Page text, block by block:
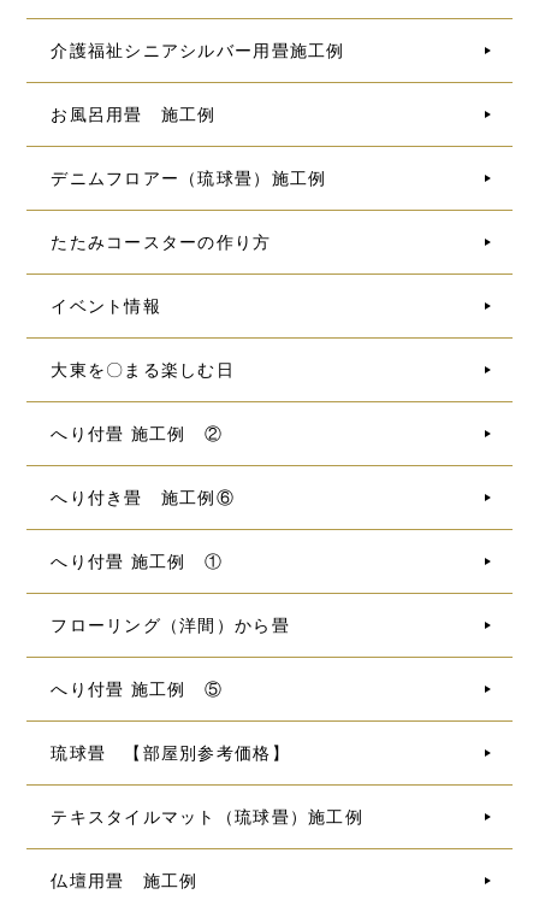
介護福祉シニアシルバー用畳施工例
お風呂用畳 施工例
デニムフロアー（琉球畳）施工例
たたみコースターの作り方
イベント情報
大東を〇まる楽しむ日
へり付畳 施工例 ②
へり付き畳 施工例⑥
へり付畳 施工例 ①
フローリング（洋間）から畳
へり付畳 施工例 ⑤
琉球畳 【部屋別参考価格】
テキスタイルマット（琉球畳）施工例
仏壇用畳 施工例